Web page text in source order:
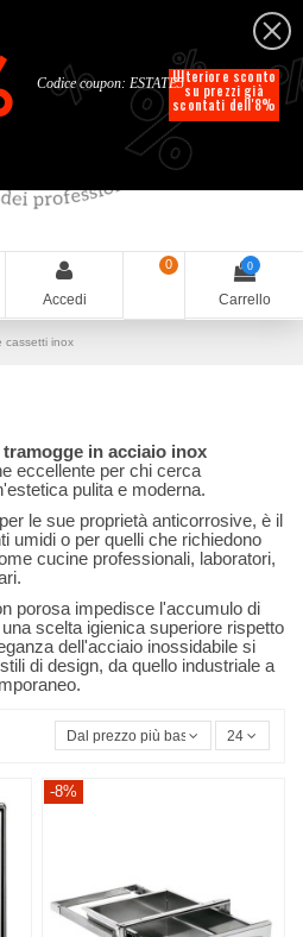
Italiano
Accedi
0 0
Carrello
cassetti inox
in acciaio inox
eccellente per chi cerca
pulita e moderna.
le sue proprietà anticorrosive, è il
umidi o per quelli che richiedono
cucine professionali, laboratori,
porosa impedisce l'accumulo di
scelta igienica superiore rispetto
dell'acciaio inossidabile si
di design, da quello industriale a
Dal prezzo più basso 24
-8%
%
%
% Ulteriore sconto
su prezzi già
scontati dell'8%
Codice coupon: ESTATE5